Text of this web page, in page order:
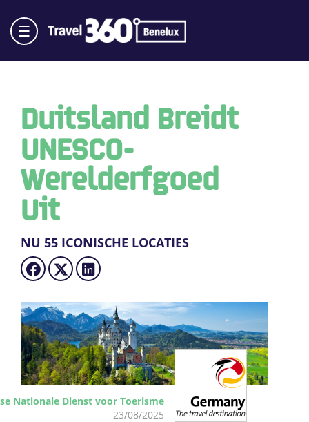
Duitsland Breidt
UNESCO-
Werelderfgoed
Uit
NU 55 ICONISCHE LOCATIES
Nationale Dienst voor Toerisme
23/08/2025